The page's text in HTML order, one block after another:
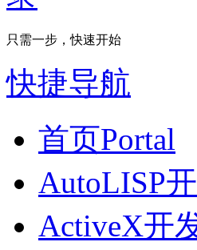
只需一步，快速开始
快捷导航
首页Portal
AutoLISP
ActiveX开